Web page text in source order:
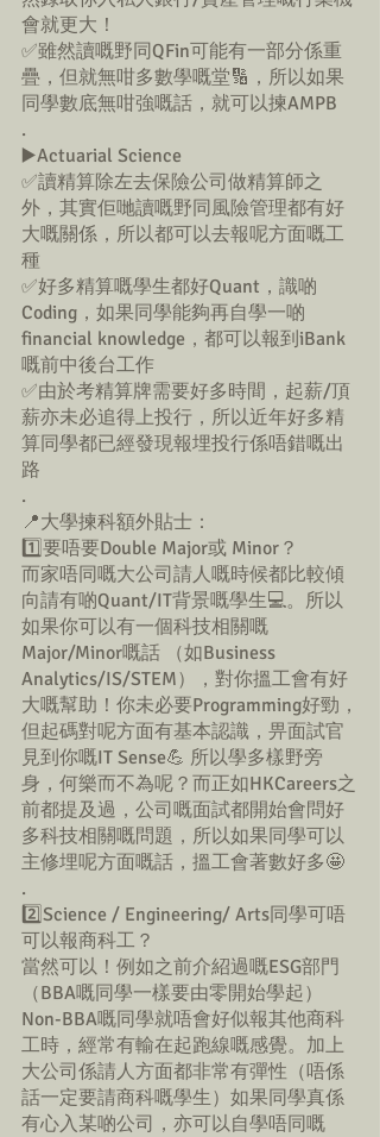
會就更大！
✅雖然讀嘅野同QFin可能有一部分係重
疊，但就無咁多數學嘅堂🔢，所以如果
同學數底無咁強嘅話，就可以揀AMPB
.
▶️Actuarial Science
✅讀精算除左去保險公司做精算師之
外，其實佢哋讀嘅野同風險管理都有好
大嘅關係，所以都可以去報呢方面嘅工
種
✅好多精算嘅學生都好Quant，識啲
Coding，如果同學能夠再自學一啲
financial knowledge，都可以報到iBank
嘅前中後台工作
✅由於考精算牌需要好多時間，起薪/頂
薪亦未必追得上投行，所以近年好多精
算同學都已經發現報埋投行係唔錯嘅出
路
.
📍大學揀科額外貼士：
1️⃣要唔要Double Major或 Minor？
而家唔同嘅大公司請人嘅時候都比較傾
向請有啲Quant/IT背景嘅學生💻。所以
如果你可以有一個科技相關嘅
Major/Minor嘅話 （如Business
Analytics/IS/STEM），對你搵工會有好
大嘅幫助！你未必要Programming好勁，
但起碼對呢方面有基本認識，畀面試官
見到你嘅IT Sense💪 所以學多樣野旁
身，何樂而不為呢？而正如HKCareers之
前都提及過，公司嘅面試都開始會問好
多科技相關嘅問題，所以如果同學可以
主修埋呢方面嘅話，搵工會著數好多🤩
.
2️⃣Science / Engineering/ Arts同學可唔
可以報商科工？
當然可以！例如之前介紹過嘅ESG部門
（BBA嘅同學一樣要由零開始學起）
Non-BBA嘅同學就唔會好似報其他商科
工時，經常有輸在起跑線嘅感覺。加上
大公司係請人方面都非常有彈性（唔係
話一定要請商科嘅學生）如果同學真係
有心入某啲公司，亦可以自學唔同嘅